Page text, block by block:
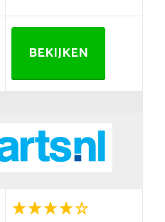
BEKIJKEN